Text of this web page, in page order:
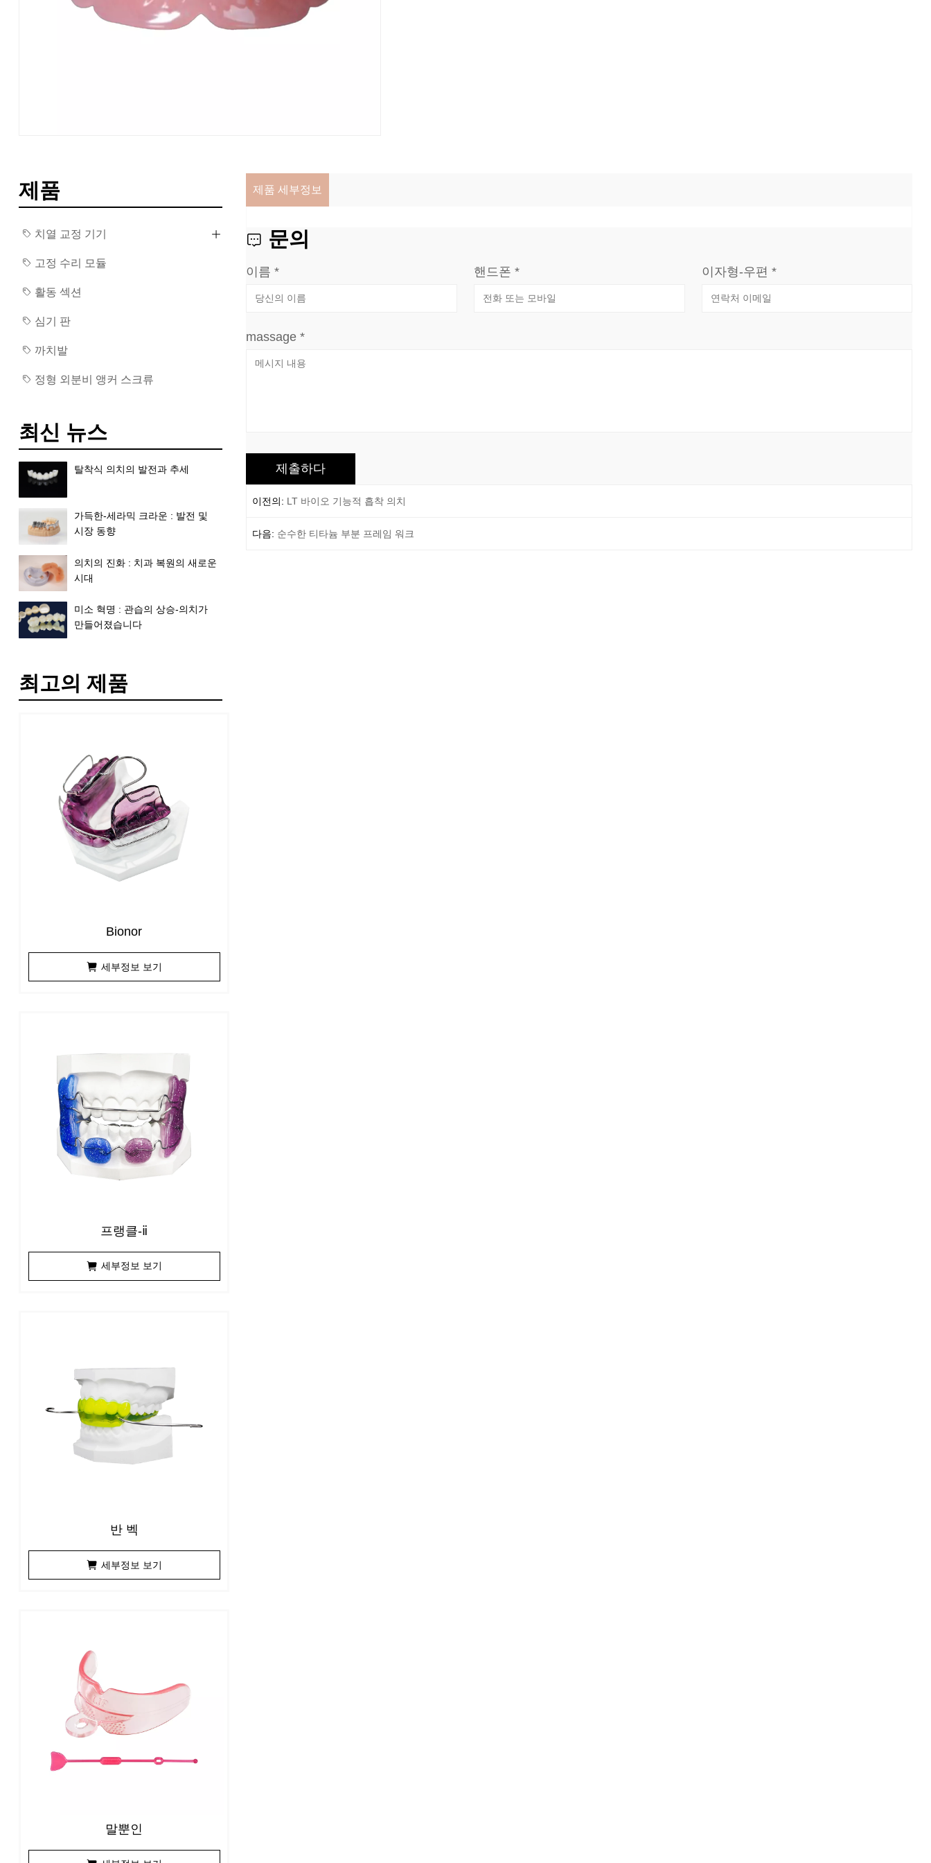
제품
치열 교정 기기
고정 수리 모듈
활동 섹션
심기 판
까치발
정형 외분비 앵커 스크류
최신 뉴스
탈착식 의치의 발전과 추세
가득한-세라믹 크라운 : 발전 및
시장 동향
의치의 진화 : 치과 복원의 새로운
시대
미소 혁명 : 관습의 상승-의치가
만들어졌습니다
최고의 제품
Bionor
세부정보 보기
프랭클-ⅱ
세부정보 보기
반 벡
세부정보 보기
말뿐인
제품 세부정보
문의
이름 * 핸드폰 * 이자형-우편 *
massage *
이전의: LT 바이오 기능적 흡착 의치
다음: 순수한 티타늄 부분 프레임 워크